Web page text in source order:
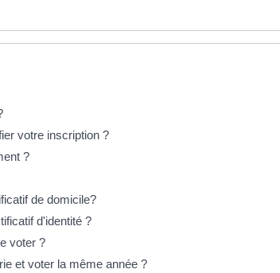
votre inscription ?
?
de domicile?
d'identité ?
voter ?
et voter la même année ?